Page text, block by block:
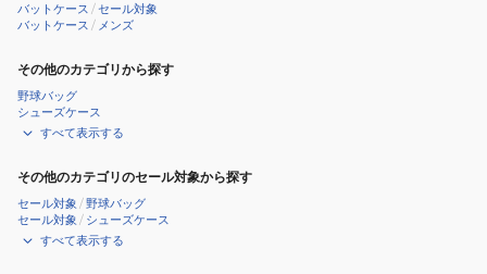
バットケース /セール対象
バットケース / メンズ
その他のカテゴリから探す
野球バッグ
シューズケース
すべて表示する
その他のカテゴリのセール対象から探す
セール対象 /野球バッグ
セール対象 / シューズケース
すべて表示する